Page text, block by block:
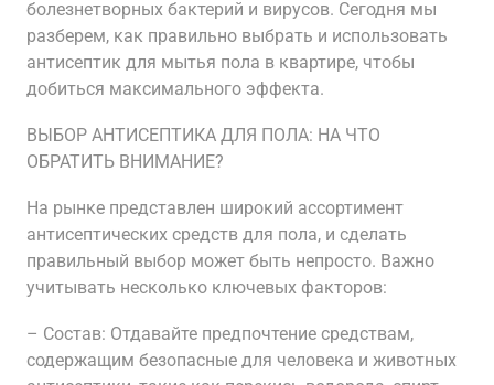
болезнетворных бактерий и вирусов. Сегодня мы
разберем, как правильно выбрать и использовать
антисептик для мытья пола в квартире, чтобы
добиться максимального эффекта.
ВЫБОР АНТИСЕПТИКА ДЛЯ ПОЛА: НА ЧТО
ОБРАТИТЬ ВНИМАНИЕ?
На рынке представлен широкий ассортимент
антисептических средств для пола, и сделать
правильный выбор может быть непросто. Важно
учитывать несколько ключевых факторов:
– Состав: Отдавайте предпочтение средствам,
содержащим безопасные для человека и животных